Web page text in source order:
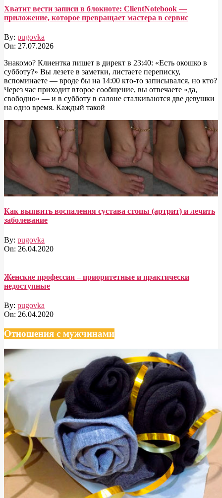
Хватит вести записи в блокноте: ClientNotebook —
приложение, которое превращает мастера в сервис
By: pugovka
On: 27.07.2026
Знакомо? Клиентка пишет в директ в 23:40: «Есть окошко в
субботу?» Вы лезете в заметки, листаете переписку,
вспоминаете — вроде бы на 14:00 кто-то записывался, но кто?
Через час приходит второе сообщение, вы отвечаете «да,
свободно» — и в субботу в салоне сталкиваются две девушки
на одно время. Каждый такой
Как выявить воспаления сустава стопы (артрит) и лечить
заболевание
By: pugovka
On: 26.04.2020
Женские профессии – приоритетные и практически
недоступные
By: pugovka
On: 26.04.2020
Отношения с мужчинами